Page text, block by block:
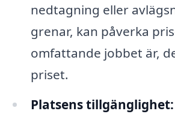
nedtagning eller
grenar, kan påverka
omfattande jobbet är,
priset.
Platsens tillgänglighet: